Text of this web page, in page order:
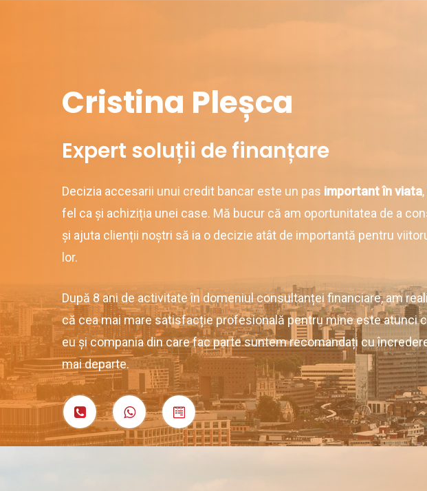
Cristina Pleșca
Expert soluții de finanțare
Decizia accesarii unui credit bancar este un pas important în viata
fel ca și achiziția unei case. Mă bucur că am oportunitatea de a
și ajuta clienții noștri să ia o decizie atât de importantă pentru
lor.
După 8 ani de activitate în domeniul consultanței financiare, am
că cea mai mare satisfacție profesională pentru mine este atunci
eu și compania din care fac parte suntem recomandați cu
mai departe.